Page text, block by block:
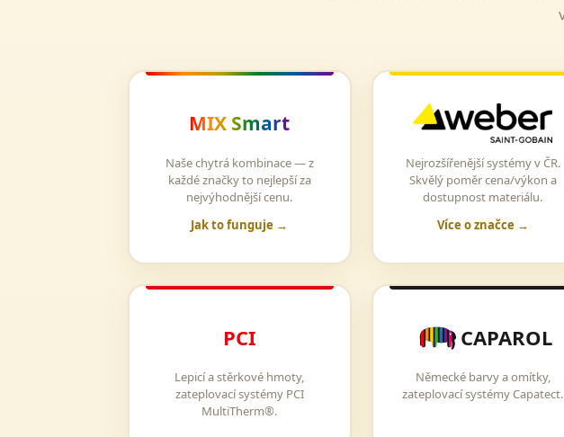
MIX Smart
Naše chytrá kombinace — z
každé značky to nejlepší za
nejvýhodnější cenu.
Jak to funguje →
Nejrozšířenější systémy v ČR.
Skvělý poměr cena/výkon a
dostupnost materiálu.
Více o značce →
PCI
Lepicí a stěrkové hmoty,
zateplovací systémy PCI
MultiTherm®.
CAPAROL
Německé barvy a omítky,
zateplovací systémy Capatect.